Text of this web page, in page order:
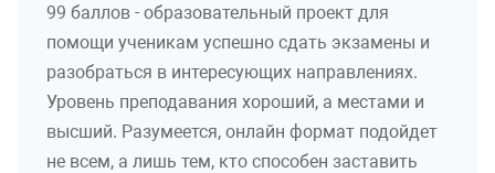
99 баллов - образовательный проект для
помощи ученикам успешно сдать экзамены и
разобраться в интересующих направлениях.
Уровень преподавания хороший, а местами и
высший. Разумеется, онлайн формат подойдет
не всем, а лишь тем, кто способен заставить